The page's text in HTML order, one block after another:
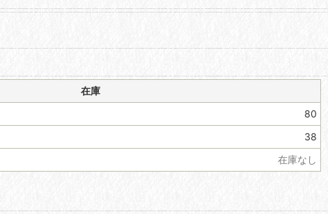
在庫
80
38
在庫なし